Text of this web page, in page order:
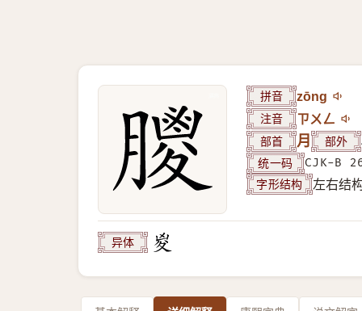
拼音 zōng
注音 ㄗㄨㄥ
部首 月 部外
统一码 CJK-B
字形结构 左右结
异体